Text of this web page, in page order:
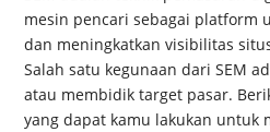
mesin pencari sebagai platform
dan meningkatkan visibilitas
Salah satu kegunaan dari SEM
atau membidik target pasar.
yang dapat kamu lakukan untuk